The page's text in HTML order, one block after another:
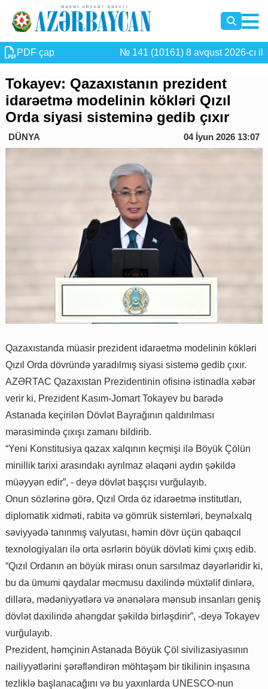
PDF çap № 141 (10161) 8 avqust 2026-cı il
Tokayev: Qazaxıstanın prezident
idarəetmə modelinin kökləri Qızıl
Orda siyasi sisteminə gedib çıxır
DÜNYA 04 İyun 2026 13:07
Qazaxıstanda müasir prezident idarəetmə modelinin kökləri
Qızıl Orda dövründə yaradılmış siyasi sistemə gedib çıxır.
AZƏRTAC Qazaxıstan Prezidentinin ofisinə istinadla xəbər
verir ki, Prezident Kasım-Jomart Tokayev bu barədə
Astanada keçirilən Dövlət Bayrağının qaldırılması
mərasimində çıxışı zamanı bildirib.
“Yeni Konstitusiya qazax xalqının keçmişi ilə Böyük Çölün
minillik tarixi arasındakı ayrılmaz əlaqəni aydın şəkildə
müəyyən edir”, - deyə dövlət başçısı vurğulayıb.
Onun sözlərinə görə, Qızıl Orda öz idarəetmə institutları,
diplomatik xidməti, rabitə və gömrük sistemləri, beynəlxalq
səviyyədə tanınmış valyutası, həmin dövr üçün qabaqcıl
texnologiyaları ilə orta əsrlərin böyük dövləti kimi çıxış edib.
“Qızıl Ordanın ən böyük mirası onun sarsılmaz dəyərləridir ki,
bu da ümumi qaydalar məcmusu daxilində müxtəlif dinlərə,
dillərə, mədəniyyətlərə və ənənələrə mənsub insanları geniş
dövlət daxilində ahəngdar şəkildə birləşdirir”, -deyə Tokayev
vurğulayıb.
Prezident, həmçinin Astanada Böyük Çöl sivilizasiyasının
nailiyyətlərini şərəfləndirən möhtəşəm bir tikilinin inşasına
tezliklə başlanacağını və bu yaxınlarda UNESCO-nun